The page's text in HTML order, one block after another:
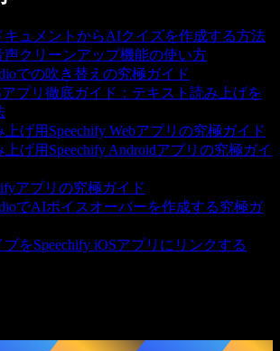
キュメントからAIクイズを作成する方法
声クリーンアップ機能の使い方
での吹き替えの究極ガイド
アプリ徹底ガイド：テキスト読み上げを
げ用Speechify Webアプリの究極ガイド
げ用Speechify Androidアプリの究極ガイ
アプリの究極ガイド
でAIボイスオーバーを作成する究極ガ
ブをSpeechify iOSアプリにリンクする